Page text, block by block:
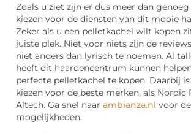
Zoals u ziet zijn er dus meer dan
kiezen voor de diensten van dit mooie
Zeker als u een pelletkachel wilt kopen
juiste plek. Niet voor niets zijn de
niet anders dan lyrisch te noemen. Al
heeft dit haardencentrum kunnen
perfecte pelletkachel te kopen. Daarbij
kiezen voor de beste merken, als Nordic
Altech. Ga snel naar ambianza.nl voor de
mogelijkheden.